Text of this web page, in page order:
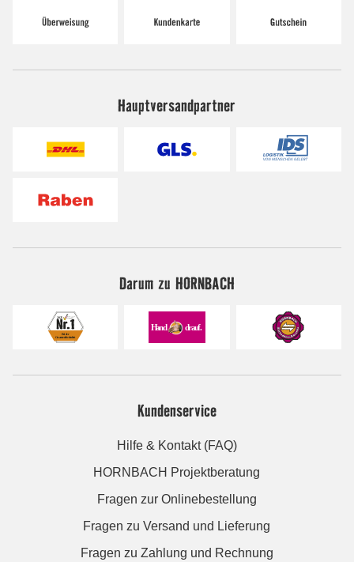
Hauptversandpartner
Darum zu HORNBACH
Kundenservice
Hilfe & Kontakt (FAQ)
HORNBACH Projektberatung
Fragen zur Onlinebestellung
Fragen zu Versand und Lieferung
Fragen zu Zahlung und Rechnung